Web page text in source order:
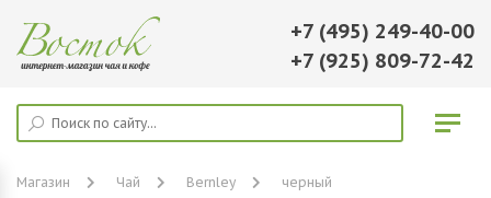
+7 (495) 249-40-00
+7 (925) 809-72-42
Магазин Чай Bernley
черный